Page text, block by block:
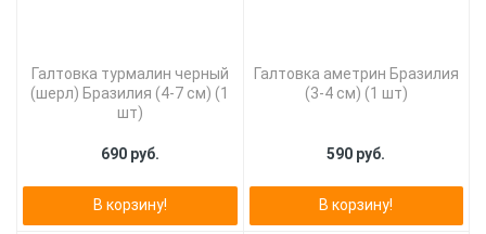
Галтовка турмалин черный
(шерл) Бразилия (4-7 см) (1
шт)
690 руб.
В корзину!
Галтовка аметрин Бразилия
(3-4 см) (1 шт)
590 руб.
В корзину!